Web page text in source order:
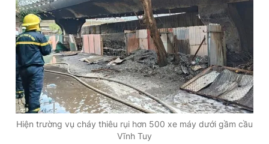
Theo dõi báo trên
Hotline
0906 645 777
Liên hệ quảng cáo
0908 780 404
Hiện trường vụ cháy thiêu rụi hơn 500 xe máy dưới gầm cầu
Vĩnh Tuy